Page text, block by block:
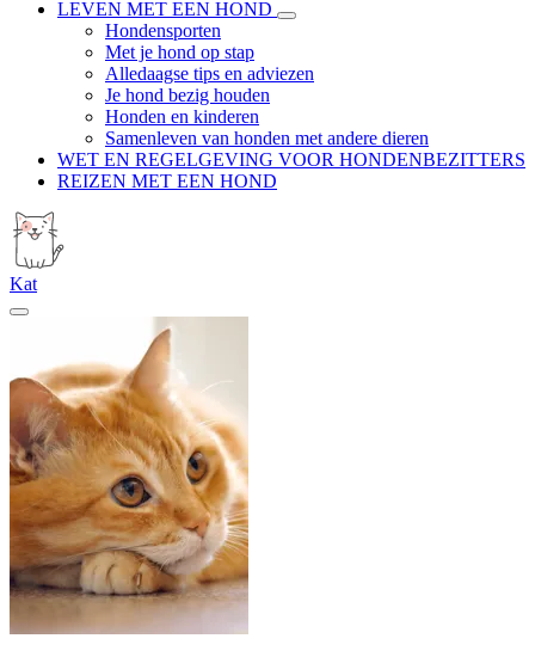
LEVEN MET EEN HOND
Hondensporten
Met je hond op stap
Alledaagse tips en adviezen
Je hond bezig houden
Honden en kinderen
Samenleven van honden met andere dieren
WET EN REGELGEVING VOOR HONDENBEZITTERS
REIZEN MET EEN HOND
Kat